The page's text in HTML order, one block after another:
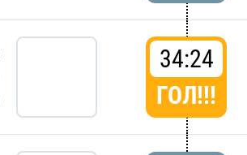
34:24
ГОЛ!!!